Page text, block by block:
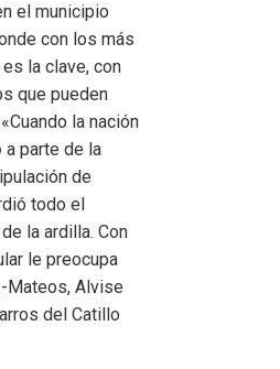
el municipio
con los más
la clave, con
que pueden
la nación
a parte de la
de
todo el
la ardilla. Con
le preocupa
Mateos, Alvise
del Catillo